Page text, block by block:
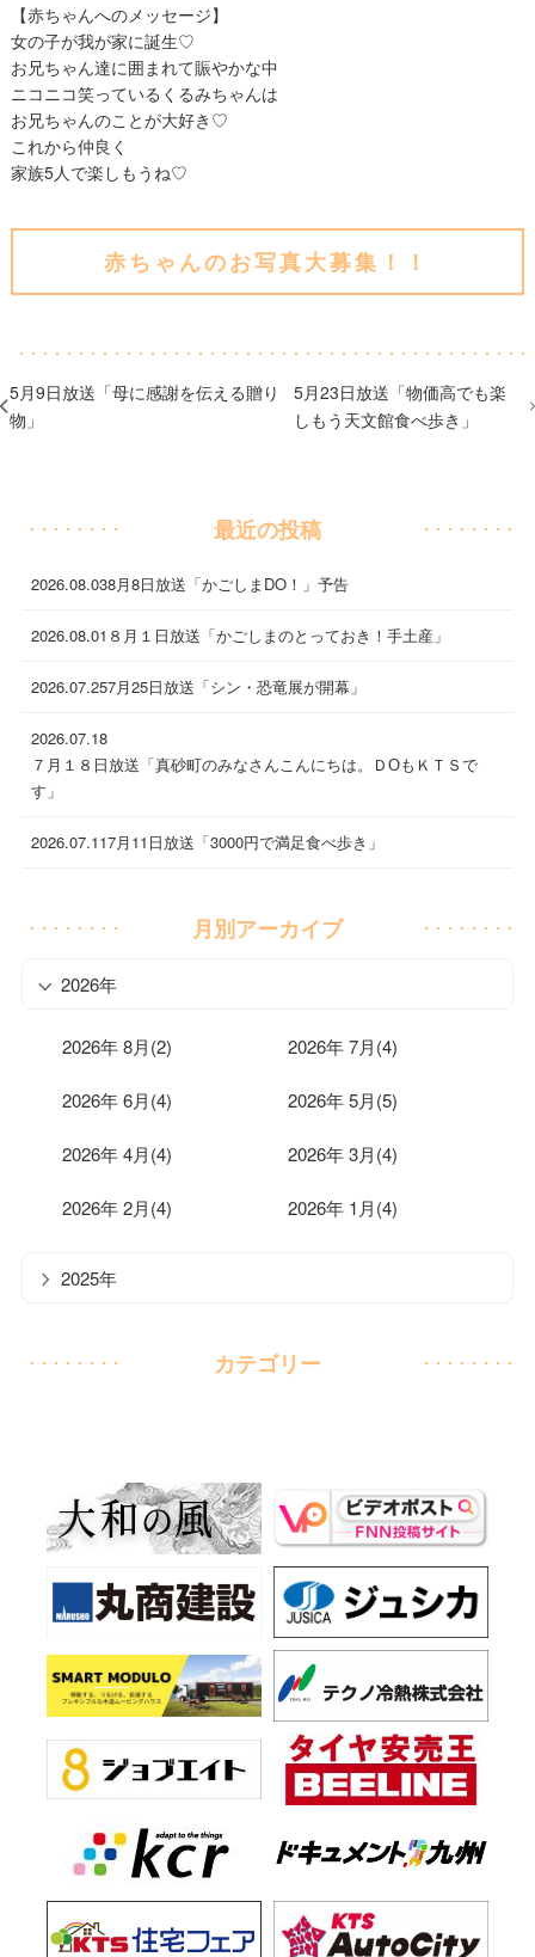
【赤ちゃんへのメッセージ】
女の子が我が家に誕生♡
お兄ちゃん達に囲まれて賑やかな中
ニコニコ笑っているくるみちゃんは
お兄ちゃんのことが大好き♡
これから仲良く
家族5人で楽しもうね♡
赤ちゃんのお写真大募集！！
5月9日放送「母に感謝を伝える贈り
物」
5月23日放送「物価高でも楽
しもう天文館食べ歩き」
最近の投稿
2026.08.038月8日放送「かごしまDO！」予告
2026.08.01 ８月１日放送「かごしまのとっておき！手土産」
2026.07.257月25日放送「シン・恐竜展が開幕」
2026.07.18
７月１８日放送「真砂町のみなさんこんにちは。ＤОもＫＴＳで
す」
2026.07.117月11日放送「3000円で満足食べ歩き」
月別アーカイブ
2026年
2026年 8月(2) 2026年 7月(4)
2026年 6月(4) 2026年 5月(5)
2026年 4月(4) 2026年 3月(4)
2026年 2月(4) 2026年 1月(4)
2025年
カテゴリー